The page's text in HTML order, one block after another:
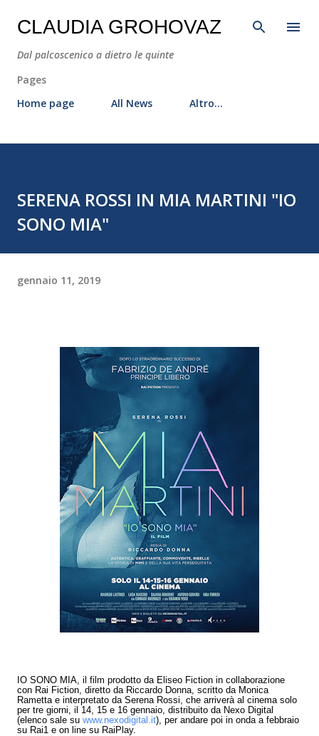
Passa ai contenuti principali
CLAUDIA GROHOVAZ
Dal palcoscenico a dietro le quinte
Pages
Home page
All News Altro…
SERENA ROSSI IN MIA MARTINI "IO
SONO MIA"
gennaio 11, 2019
IO SONO MIA, il film prodotto da Eliseo Fiction in collaborazione
con Rai Fiction, diretto da Riccardo Donna, scritto da Monica
Rametta e interpretato da Serena Rossi, che arriverà al cinema solo
per tre giorni, il 14, 15 e 16 gennaio, distribuito da Nexo Digital
(elenco sale su www.nexodigital.it), per andare poi in onda a febbraio
su Rai1 e on line su RaiPlay.